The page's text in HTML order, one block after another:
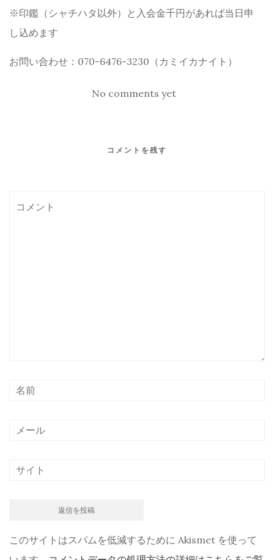
※印鑑（シャチハタ以外）と入会金千円があれば当日申
し込めます
お問い合わせ：070-6476-3230（カミイカナイト）
No comments yet
コメントを残す
このサイトはスパムを低減するために Akismet を使って